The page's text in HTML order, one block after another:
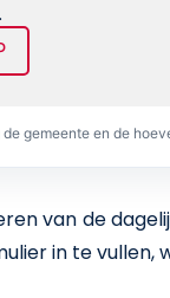
gemeente en de
van de
in te